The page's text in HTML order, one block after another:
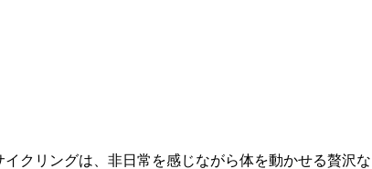
クリングは、非日常を感じながら体を動かせる贅沢な